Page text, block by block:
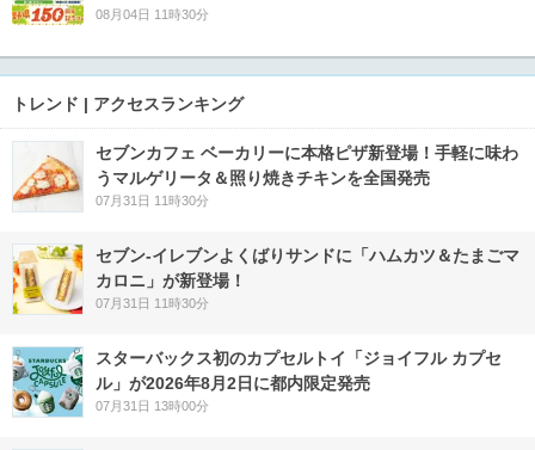
08月04日 11時30分
トレンド | アクセスランキング
セブンカフェ ベーカリーに本格ピザ新登場！手軽に味わ
うマルゲリータ＆照り焼きチキンを全国発売
07月31日 11時30分
セブン‐イレブンよくばりサンドに「ハムカツ＆たまごマ
カロニ」が新登場！
07月31日 11時30分
スターバックス初のカプセルトイ「ジョイフル カプセ
ル」が2026年8月2日に都内限定発売
07月31日 13時00分